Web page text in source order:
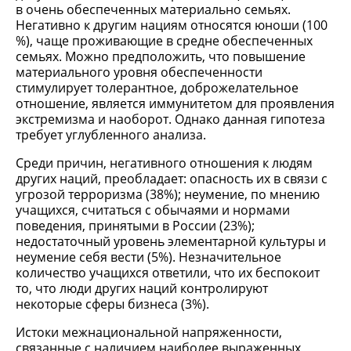
в очень обеспеченных материально семьях.
Негативно к другим нациям относятся юноши (100
%), чаще проживающие в средне обеспеченных
семьях. Можно предположить, что повышение
материального уровня обеспеченности
стимулирует толерантное, доброжелательное
отношение, является иммунитетом для проявления
экстремизма и наоборот. Однако данная гипотеза
требует углубленного анализа.
Среди причин, негативного отношения к людям
других наций, преобладает: опасность их в связи с
угрозой терроризма (38%); неумение, по мнению
учащихся, считаться с обычаями и нормами
поведения, принятыми в России (23%);
недостаточный уровень элементарной культуры и
неумение себя вести (5%). Незначительное
количество учащихся ответили, что их беспокоит
то, что люди других наций контролируют
некоторые сферы бизнеса (3%).
Истоки межнациональной напряженности,